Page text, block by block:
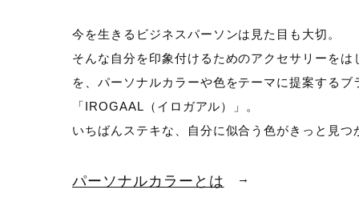
今を生きるビジネスパーソンは見た目も大切。
そんな自分を印象付けるためのアクセサリーをは
を、パーソナルカラーや色をテーマに提案するブ
「IROGAAL（イロガアル）」。
いちばんステキな、自分に似合う色がきっと見つ
パーソナルカラーとは →